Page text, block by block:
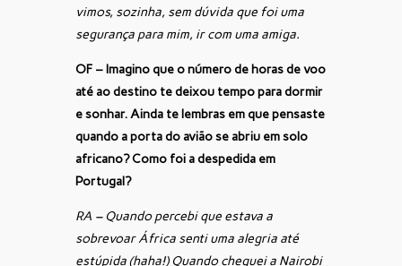
vimos, sozinha, sem dúvida que foi uma
segurança para mim, ir com uma amiga.
OF – Imagino que o número de horas de voo
até ao destino te deixou tempo para dormir
e sonhar. Ainda te lembras em que pensaste
quando a porta do avião se abriu em solo
africano? Como foi a despedida em
Portugal?
RA – Quando percebi que estava a
sobrevoar África senti uma alegria até
estúpida (haha!) Quando cheguei a Nairobi